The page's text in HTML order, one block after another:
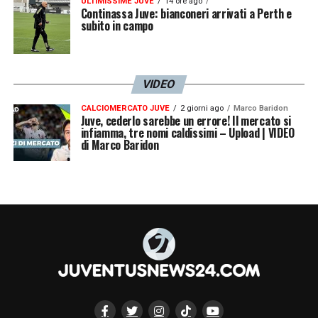
LA PLAYLIST DELLE NOSTRE TOP NEWS
Continassa Juve: bianconeri arrivati a Perth e
subito in campo
VIDEO
CALCIOMERCATO JUVE 2 giorni ago Marco Baridon
Juve, cederlo sarebbe un errore! Il mercato si
infiamma, tre nomi caldissimi – Upload | VIDEO
di Marco Baridon